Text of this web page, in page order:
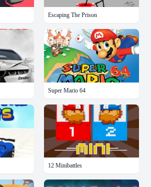
Escaping The Prison
Super Mario 64
12 Minibattles